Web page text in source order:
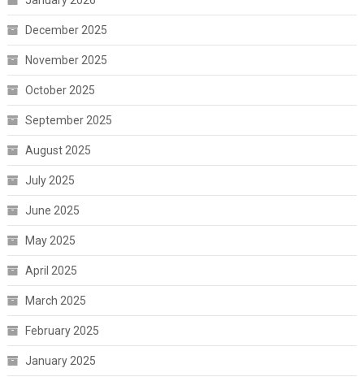
December 2025
November 2025
October 2025
September 2025
August 2025
July 2025
June 2025
May 2025
April 2025
March 2025
February 2025
January 2025